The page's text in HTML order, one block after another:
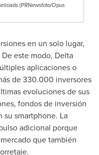
(PRNewsfoto/Opus
en un solo lugar,
este modo, Delta
aplicaciones o
de 330.000 inversores
evoluciones de sus
fondos de inversión
su smartphone. La
adicional porque
que también